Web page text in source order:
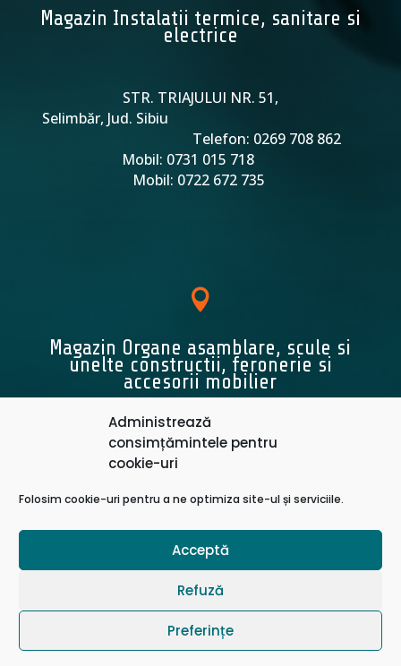
Administrează
consimțămintele pentru
cookie-uri
Folosim cookie-uri pentru a ne optimiza site-ul și serviciile.
Acceptă
Refuză
Preferințe
Magazin Instalatii termice, sanitare si
electrice
STR. TRIAJULUI NR. 51,
Selimbăr, Jud. Sibiu
Telefon: 0269 708 862
Mobil: 0731 015 718
Mobil: 0722 672 735

Magazin Organe asamblare, scule si
unelte constructii, feronerie si
accesorii mobilier
Selimbăr, Jud. Sibiu
Telefon: 0269 701 293
Mobil: 0736 647 949
Mobil: 0745 528 367
Politică de Confidențialitate
© 2024 Con Instal Serv
Webdesign byhatline
Promovat prinofero.ro